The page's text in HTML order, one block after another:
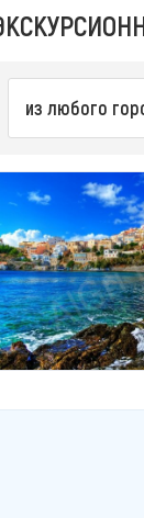
из любого